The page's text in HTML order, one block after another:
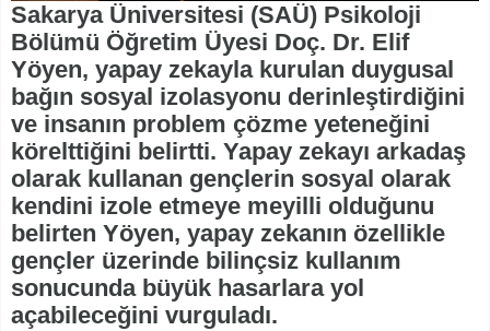
Sakarya Üniversitesi (SAÜ) Psikoloji
Bölümü Öğretim Üyesi Doç. Dr. Elif
Yöyen, yapay zekayla kurulan duygusal
bağın sosyal izolasyonu derinleştirdiğini
ve insanın problem çözme yeteneğini
körelttiğini belirtti. Yapay zekayı arkadaş
olarak kullanan gençlerin sosyal olarak
kendini izole etmeye meyilli olduğunu
belirten Yöyen, yapay zekanın özellikle
gençler üzerinde bilinçsiz kullanım
sonucunda büyük hasarlara yol
açabileceğini vurguladı.